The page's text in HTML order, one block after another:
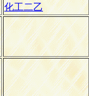
化工二乙